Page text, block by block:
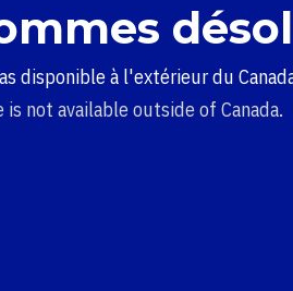
disponible à l'extérieur du
not available outside of Canada.